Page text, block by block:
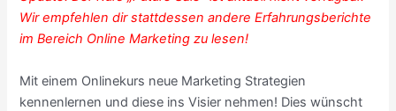
Wir empfehlen dir stattdessen andereErfahrungsberichte
im Bereich Online Marketing zu lesen!
Mit einem Onlinekurs neue Marketing Strategien
kennenlernen und diese ins Visier nehmen! Dies wünscht